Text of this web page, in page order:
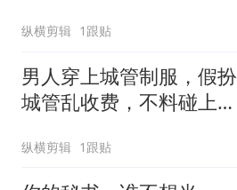
纵横剪辑 1跟贴
男人穿上城管制服，假扮
城管乱收费，不料碰上真
纵横剪辑 1跟贴